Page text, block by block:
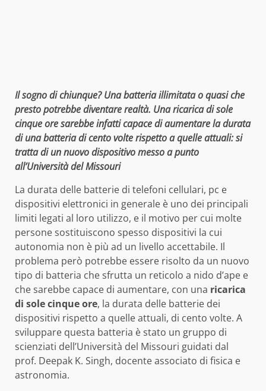
Il sogno di chiunque? Una batteria illimitata o quasi che
presto potrebbe diventare realtà. Una ricarica di sole
cinque ore sarebbe infatti capace di aumentare la durata
di una batteria di cento volte rispetto a quelle attuali: si
tratta di un nuovo dispositivo messo a punto
all’Università del Missouri
La durata delle batterie di telefoni cellulari, pc e
dispositivi elettronici in generale è uno dei principali
limiti legati al loro utilizzo, e il motivo per cui molte
persone sostituiscono spesso dispositivi la cui
autonomia non è più ad un livello accettabile. Il
problema però potrebbe essere risolto da un nuovo
tipo di batteria che sfrutta un reticolo a nido d’ape e
che sarebbe capace di aumentare, con una ricarica
di sole cinque ore, la durata delle batterie dei
dispositivi rispetto a quelle attuali, di cento volte. A
sviluppare questa batteria è stato un gruppo di
scienziati dell’Università del Missouri guidati dal
prof. Deepak K. Singh, docente associato di fisica e
astronomia.